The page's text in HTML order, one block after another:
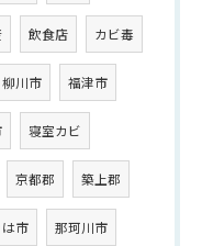
飲食店 カビ毒
柳川市 福津市
寝室カビ
京都郡 築上郡
市 那珂川市